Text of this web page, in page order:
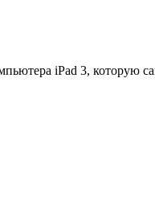
iPad 3, которую